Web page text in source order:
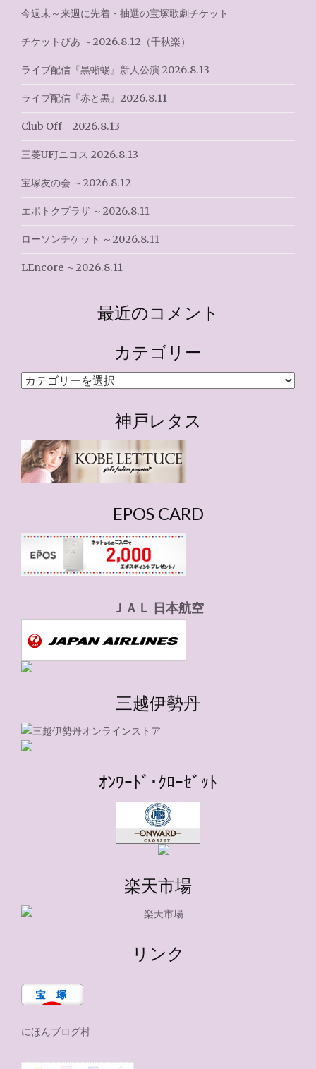
シ
ョ
ン
今週末～来週に先着・抽選の宝塚歌劇チケット
チケットぴあ ～2026.8.12（千秋楽）
ライブ配信『黒蜥蜴』新人公演 2026.8.13
ライブ配信『赤と黒』2026.8.11
Club Off 2026.8.13
三菱UFJニコス 2026.8.13
宝塚友の会 ～2026.8.12
エポトクプラザ ～2026.8.11
ローソンチケット ～2026.8.11
LEncore ～2026.8.11
最近のコメント
カテゴリー
カ
ー
神戸レタス
EPOS CARD
ＪＡＬ 日本航空
三越伊勢丹
ｵﾝﾜｰﾄﾞ･ｸﾛｰｾﾞｯﾄ
楽天市場
リンク
にほんブログ村